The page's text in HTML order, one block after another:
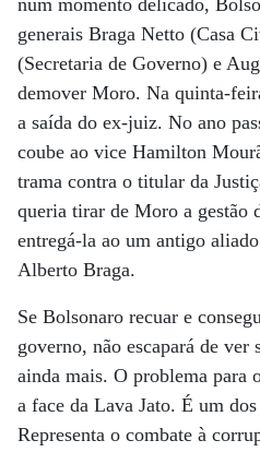
num momento delicado,
generais Braga Netto (Casa
(Secretaria de Governo) e
demover Moro. Na quinta-
a saída do ex-juiz. No ano
coube ao vice Hamilton
trama contra o titular da
queria tirar de Moro a gestão
entregá-la ao um antigo
Alberto Braga.
Se Bolsonaro recuar e
governo, não escapará de ver
ainda mais. O problema para
a face da Lava Jato. É um
Representa o combate à